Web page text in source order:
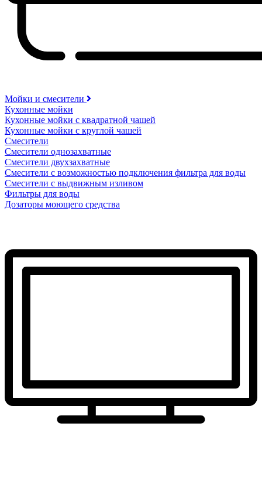
Мойки и смесители
Кухонные мойки
Кухонные мойки с квадратной чашей
Кухонные мойки с круглой чашей
Смесители
Смесители однозахватные
Смесители двухзахватные
Смесители с возможностью подключения фильтра для воды
Смесители с выдвижным изливом
Фильтры для воды
Дозаторы моющего средства